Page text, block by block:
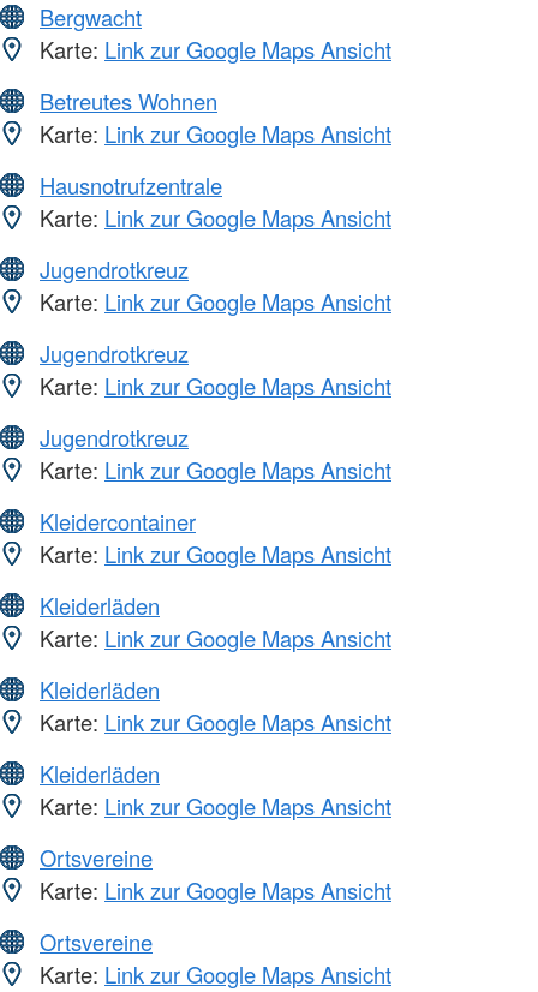
Bergwacht
Karte: Link zur Google Maps Ansicht
Betreutes Wohnen
Karte: Link zur Google Maps Ansicht
Hausnotrufzentrale
Karte: Link zur Google Maps Ansicht
Jugendrotkreuz
Karte: Link zur Google Maps Ansicht
Jugendrotkreuz
Karte: Link zur Google Maps Ansicht
Jugendrotkreuz
Karte: Link zur Google Maps Ansicht
Kleidercontainer
Karte: Link zur Google Maps Ansicht
Kleiderläden
Karte: Link zur Google Maps Ansicht
Kleiderläden
Karte: Link zur Google Maps Ansicht
Kleiderläden
Karte: Link zur Google Maps Ansicht
Ortsvereine
Karte: Link zur Google Maps Ansicht
Ortsvereine
Karte: Link zur Google Maps Ansicht